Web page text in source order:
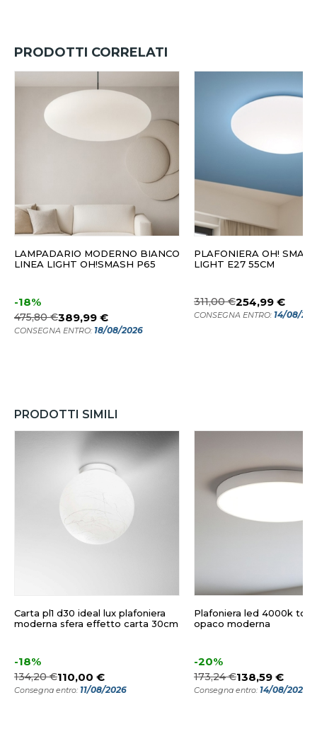
PRODOTTI CORRELATI
LAMPADARIO MODERNO BIANCO
LINEA LIGHT OH!SMASH P65
-18%
475,80 €389,99 €
CONSEGNA ENTRO: 18/08/2026
PLAFONIERA OH!
LIGHT E27 55CM
311,00 €254,99 €
CONSEGNA ENTRO: 14/08/
PRODOTTI SIMILI
Carta pl1 d30 ideal lux plafoniera
moderna sfera effetto carta 30cm
-18%
134,20 €110,00 €
Consegna entro: 11/08/2026
Plafoniera led 4000k
opaco moderna
-20%
173,24 €138,59 €
Consegna entro: 14/08/2026